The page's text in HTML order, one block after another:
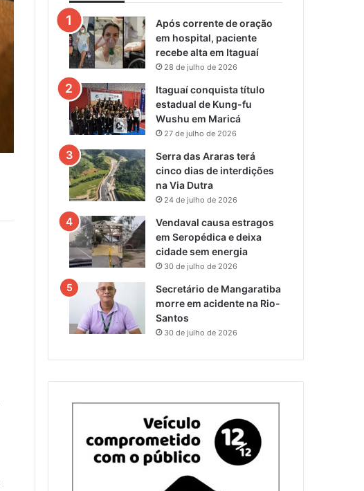
Após corrente de oração
em hospital, paciente
recebe alta em Itaguaí
28 de julho de 2026
Itaguaí conquista título
estadual de Kung-fu
Wushu em Maricá
27 de julho de 2026
Serra das Araras terá
cinco dias de interdições
na Via Dutra
24 de julho de 2026
Vendaval causa estragos
em Seropédica e deixa
cidade sem energia
30 de julho de 2026
Secretário de Mangaratiba
morre em acidente na Rio-
Santos
30 de julho de 2026